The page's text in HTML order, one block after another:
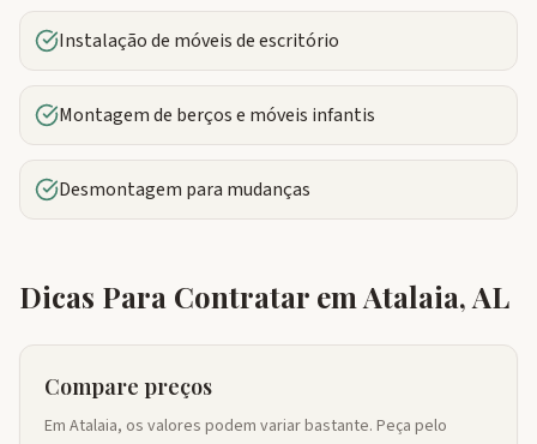
Instalação de móveis de escritório
Montagem de berços e móveis infantis
Desmontagem para mudanças
Dicas Para Contratar em Atalaia,AL
Compare preços
Em Atalaia, os valores podem variar bastante. Peça pelo